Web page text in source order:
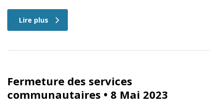
Lire plus
Fermeture des services
communautaires • 8 Mai 2023